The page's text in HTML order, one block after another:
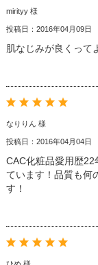
mirityy 様
投稿日：2016年04月09日
肌なじみが良くって
なりりん 様
投稿日：2016年04月04日
CAC化粧品愛用歴
ています！品質も何
す！